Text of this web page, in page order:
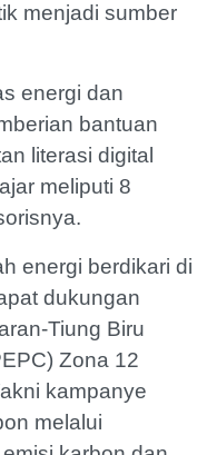
menjadi sumber
energi dan
bantuan
literasi digital
meliputi 8
energi berdikari di
dukungan
Tiung Biru
Zona 12
kampanye
melalui